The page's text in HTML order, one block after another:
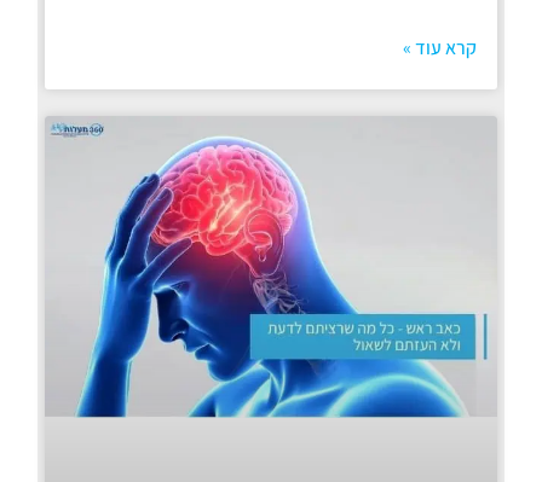
קרא עוד »